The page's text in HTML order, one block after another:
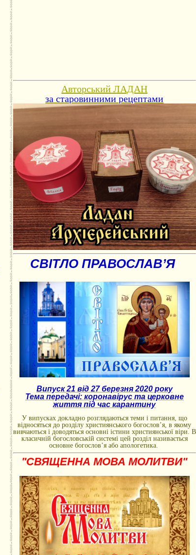
Авторський ЛАДАН
за старовинними рецептами
СВІТЛО ПРАВОСЛАВ’Я
Випуск 21 від 27 березня 2020 року
Тема передачі: коронавірус та церковне
життя під час карантину
У випусках докладно розглядаються теми і питання, що
відносяться до розділу християнського богослов’я, в якому
вивчаються і доводяться основні істини християнської віри. В
класичній богословській системі цей розділ називається
основне богослов’я або апологетика.
"СВЯЩЕННА МОВА МОЛИТВИ"